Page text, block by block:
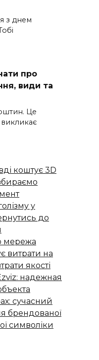
з днем
про
види та
Це
коштує 3D
у
до
мережа
витрати на
якості
надежная
сучасний
брендованої
символіки